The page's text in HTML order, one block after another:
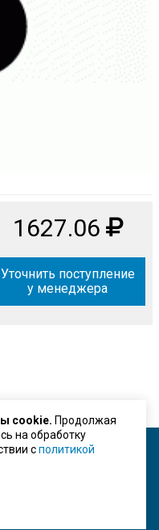
1627.06
Уточнить поступление
у менеджера
cookie. Продолжая
на обработку
сполитикой